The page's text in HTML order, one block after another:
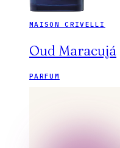
MAISON CRIVELLI
Oud Maracujá
PARFUM